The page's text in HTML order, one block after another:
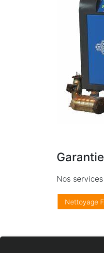
Nos services
Nettoyage